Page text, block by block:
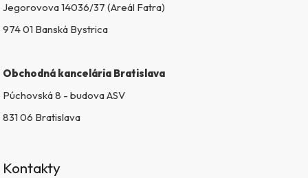
Jegorovova 14036/37 (Areál Fatra)
974 01 Banská Bystrica
Obchodná kancelária Bratislava
Púchovská 8 - budova ASV
831 06 Bratislava
Kontakty